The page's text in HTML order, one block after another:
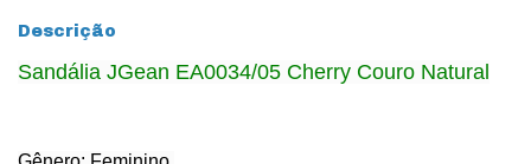
Descrição
Sandália JGean EA0034/05 Cherry Couro Natural